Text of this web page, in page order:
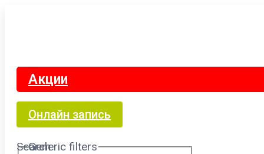
Акции
Онлайн запись
Search
Generic filters